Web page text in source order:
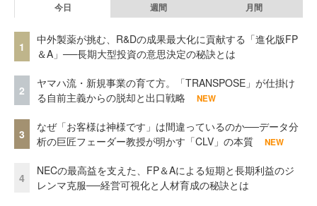
今日 週間 月間
1
中外製薬が挑む、R&Dの成果最大化に貢献する「進化版FP
＆A」──長期大型投資の意思決定の秘訣とは
2
ヤマハ流・新規事業の育て方。「TRANSPOSE」が仕掛け
る自前主義からの脱却と出口戦略
NEW
3
なぜ「お客様は神様です」は間違っているのか──データ分
析の巨匠フェーダー教授が明かす「CLV」の本質
NEW
4
NECの最高益を支えた、FP＆Aによる短期と長期利益のジ
レンマ克服──経営可視化と人材育成の秘訣とは